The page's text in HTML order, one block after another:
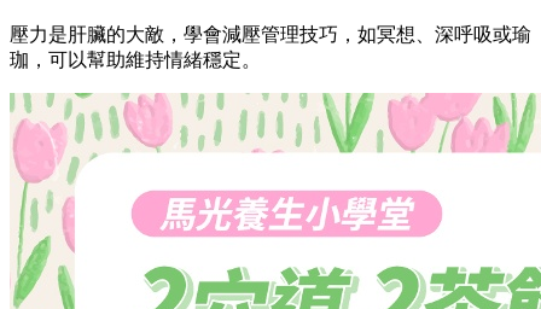
壓力是肝臟的大敵，學會減壓管理技巧，如冥想、深呼吸或瑜
珈，可以幫助維持情緒穩定。